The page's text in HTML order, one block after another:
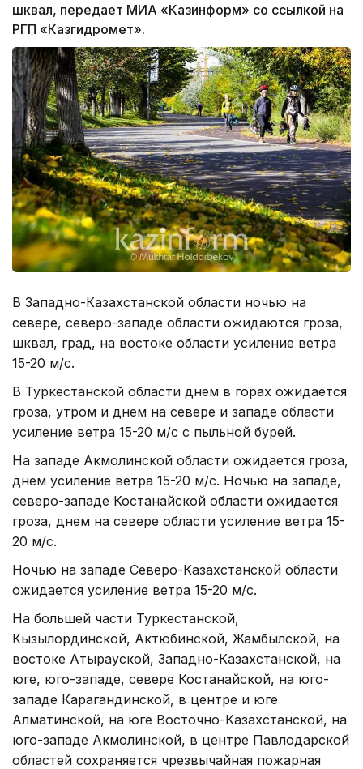
шквал, передает МИА «Казинформ» со ссылкой на
РГП «Казгидромет».
В Западно-Казахстанской области ночью на
севере, северо-западе области ожидаются гроза,
шквал, град, на востоке области усиление ветра
15-20 м/с.
В Туркестанской области днем в горах ожидается
гроза, утром и днем на севере и западе области
усиление ветра 15-20 м/с с пыльной бурей.
На западе Акмолинской области ожидается гроза,
днем усиление ветра 15-20 м/с. Ночью на западе,
северо-западе Костанайской области ожидается
гроза, днем на севере области усиление ветра 15-
20 м/с.
Ночью на западе Северо-Казахстанской области
ожидается усиление ветра 15-20 м/с.
На большей части Туркестанской,
Кызылординской, Актюбинской, Жамбылской, на
востоке Атырауской, Западно-Казахстанской, на
юге, юго-западе, севере Костанайской, на юго-
западе Карагандинской, в центре и юге
Алматинской, на юге Восточно-Казахстанской, на
юго-западе Акмолинской, в центре Павлодарской
областей сохраняется чрезвычайная пожарная